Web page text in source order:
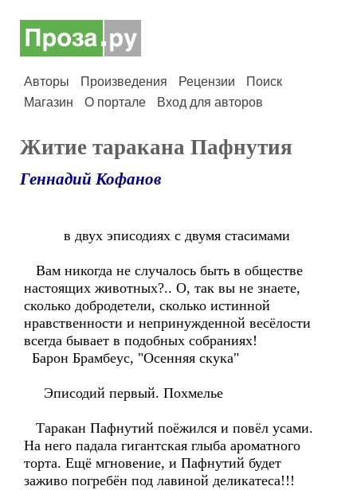
Авторы Произведения Рецензии
Поиск
Магазин
О портале Вход для авторов
Житие таракана Пафнутия
Геннадий Кофанов
в двух эписодиях с двумя стасимами
Вам никогда не случалось быть в обществе
настоящих животных?.. О, так вы не знаете,
сколько добродетели, сколько истинной
нравственности и непринужденной весёлости
всегда бывает в подобных собраниях!
Барон Брамбеус, "Осенняя скука"
Эписодий первый. Похмелье
Таракан Пафнутий поёжился и повёл усами.
На него падала гигантская глыба ароматного
торта. Ещё мгновение, и Пафнутий будет
заживо погребён под лавиной деликатеса!!!